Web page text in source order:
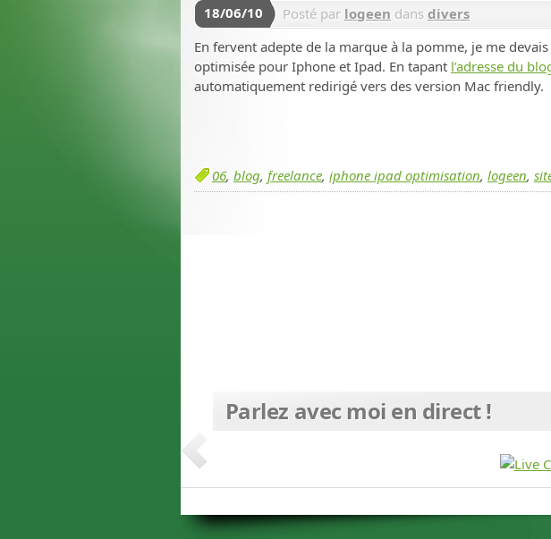
18/06/10 Posté par logeen dans divers
En fervent adepte de la marque à la pomme, je me
optimisée pour Iphone et Ipad. En tapant l’adresse du
automatiquement redirigé vers des version Mac friendly.
06, blog, freelance, iphone ipad optimisation, logeen,
Parlez avec moi en direct !